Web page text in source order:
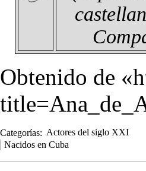
Obtenido de «
Categorías: Actores del siglo XXI
Nacidos en Cuba